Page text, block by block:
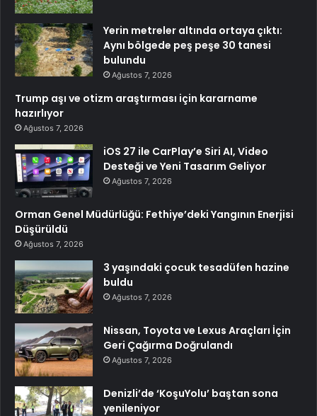
Yerin metreler altında ortaya çıktı:
Aynı bölgede peş peşe 30 tanesi
bulundu
Ağustos 7, 2026
Trump aşı ve otizm araştırması için kararname
hazırlıyor
Ağustos 7, 2026
iOS 27 ile CarPlay’e Siri AI, Video
Desteği ve Yeni Tasarım Geliyor
Ağustos 7, 2026
Orman Genel Müdürlüğü: Fethiye’deki Yangının Enerjisi
Düşürüldü
Ağustos 7, 2026
3 yaşındaki çocuk tesadüfen hazine
buldu
Ağustos 7, 2026
Nissan, Toyota ve Lexus Araçları İçin
Geri Çağırma Doğrulandı
Ağustos 7, 2026
Denizli’de ‘KoşuYolu’ baştan sona
yenileniyor